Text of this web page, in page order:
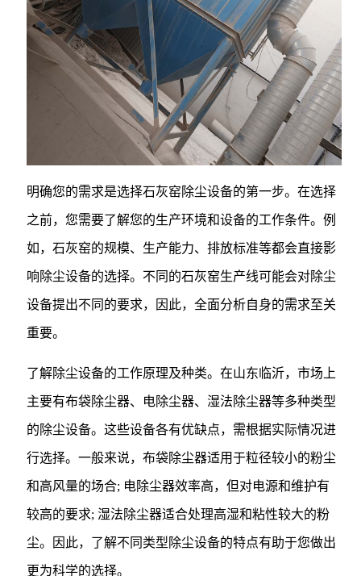
明确您的需求是选择石灰窑除尘设备的第一步。在选择
之前，您需要了解您的生产环境和设备的工作条件。例
如，石灰窑的规模、生产能力、排放标准等都会直接影
响除尘设备的选择。不同的石灰窑生产线可能会对除尘
设备提出不同的要求，因此，全面分析自身的需求至关
重要。
了解除尘设备的工作原理及种类。在山东临沂，市场上
主要有布袋除尘器、电除尘器、湿法除尘器等多种类型
的除尘设备。这些设备各有优缺点，需根据实际情况进
行选择。一般来说，布袋除尘器适用于粒径较小的粉尘
和高风量的场合; 电除尘器效率高，但对电源和维护有
较高的要求; 湿法除尘器适合处理高湿和粘性较大的粉
尘。因此，了解不同类型除尘设备的特点有助于您做出
更为科学的选择。